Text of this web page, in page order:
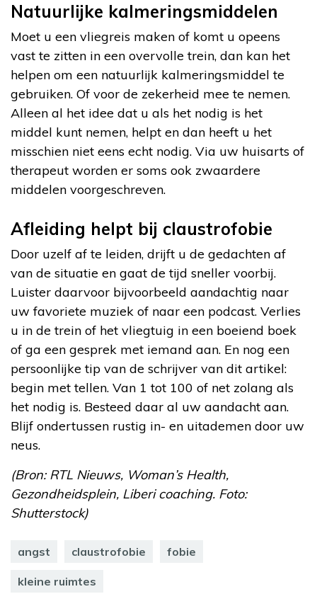
Natuurlijke kalmeringsmiddelen
Moet u een vliegreis maken of komt u opeens
vast te zitten in een overvolle trein, dan kan het
helpen om een natuurlijk kalmeringsmiddel te
gebruiken. Of voor de zekerheid mee te nemen.
Alleen al het idee dat u als het nodig is het
middel kunt nemen, helpt en dan heeft u het
misschien niet eens echt nodig. Via uw huisarts of
therapeut worden er soms ook zwaardere
middelen voorgeschreven.
Afleiding helpt bij claustrofobie
Door uzelf af te leiden, drijft u de gedachten af
van de situatie en gaat de tijd sneller voorbij.
Luister daarvoor bijvoorbeeld aandachtig naar
uw favoriete muziek of naar een podcast. Verlies
u in de trein of het vliegtuig in een boeiend boek
of ga een gesprek met iemand aan. En nog een
persoonlijke tip van de schrijver van dit artikel:
begin met tellen. Van 1 tot 100 of net zolang als
het nodig is. Besteed daar al uw aandacht aan.
Blijf ondertussen rustig in- en uitademen door uw
neus.
(Bron: RTL Nieuws, Woman’s Health,
Gezondheidsplein, Liberi coaching. Foto:
Shutterstock)
angst claustrofobie fobie
kleine ruimtes